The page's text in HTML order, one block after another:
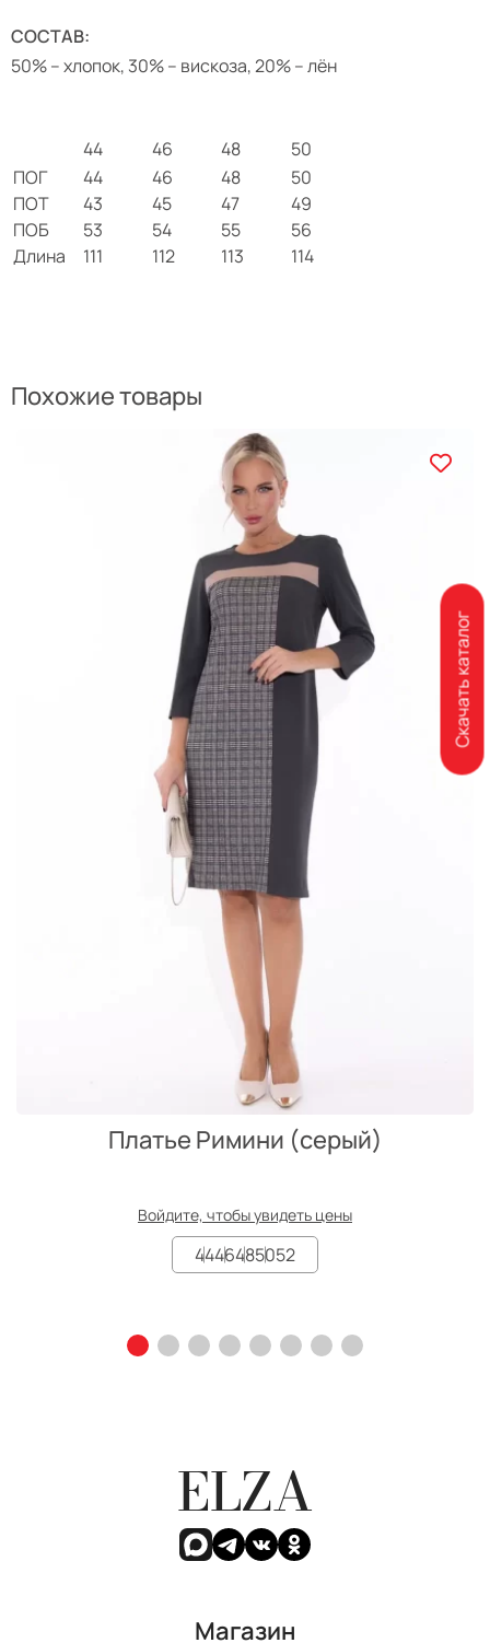
СОСТАВ:
50% – хлопок, 30% – вискоза, 20% – лён
44 46 48
50
ПОГ
44 46 48
50
ПОТ
43 45 47
49
ПОБ
53 54 55
56
Длина
111 112 113 114
Похожие товары
Платье Римини (серый)
Войдите, чтобы увидеть цены
4446485052
ELZA
Магазин
Скачать каталог